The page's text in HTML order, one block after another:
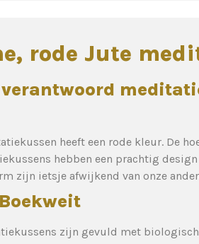
rode Jute
heeft een rode kleur. De
hebben een prachtig
zijn ietsje afwijkend van onze
zijn gevuld met